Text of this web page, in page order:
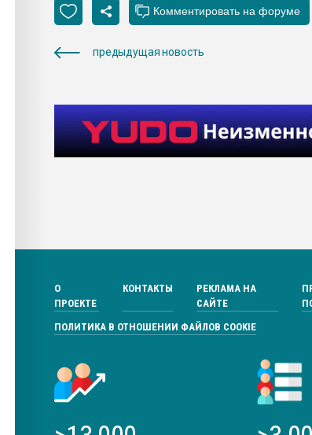
предыдущая новость
О
ПРОЕКТЕ
КОНТАКТЫ
РЕКЛАМА НА
САЙТЕ
ПОЛИТИКА В ОТНОШЕНИИ ФАЙЛОВ COOKIE